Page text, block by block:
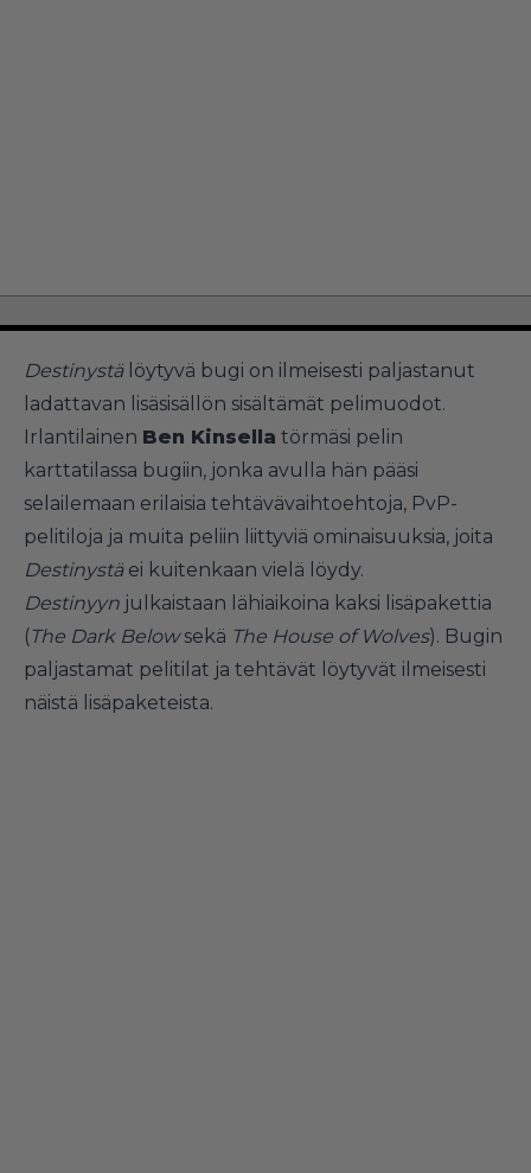
Destinystä löytyvä bugi on ilmeisesti paljastanut
ladattavan lisäsisällön sisältämät pelimuodot.
Irlantilainen Ben Kinsella törmäsi pelin
karttatilassa bugiin, jonka avulla hän pääsi
selailemaan erilaisia tehtävävaihtoehtoja, PvP-
pelitiloja ja muita peliin liittyviä ominaisuuksia, joita
Destinystä ei kuitenkaan vielä löydy.
Destinyyn julkaistaan lähiaikoina kaksi lisäpakettia
(The Dark Belowsekä The House of Wolves). Bugin
paljastamat pelitilat ja tehtävät löytyvät ilmeisesti
näistä lisäpaketeista.